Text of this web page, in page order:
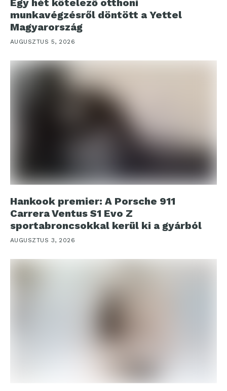
Egy hét kötelező otthoni
munkavégzésről döntött a Yettel
Magyarország
AUGUSZTUS 5, 2026
Hankook premier: A Porsche 911
Carrera Ventus S1 Evo Z
sportabroncsokkal kerül ki a gyárból
AUGUSZTUS 3, 2026